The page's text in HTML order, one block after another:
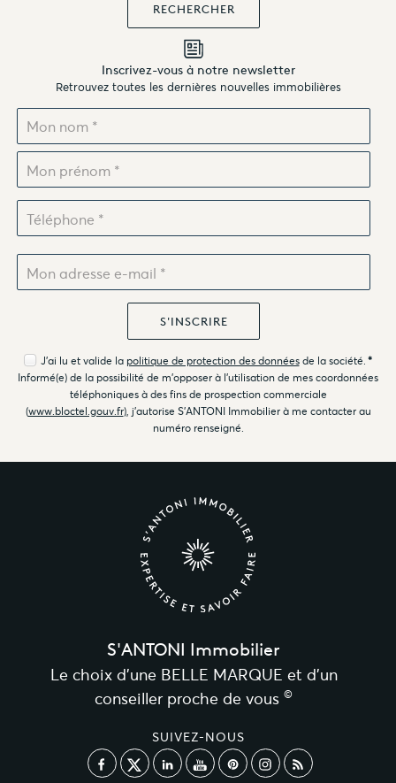
Inscrivez-vous à notre newsletter
Retrouvez toutes les dernières nouvelles immobilières
J'ai lu et valide la politique de protection des donnéesde la société. *
Informé(e) de la possibilité de m'opposer à l'utilisation de mes coordonnées
téléphoniques à des fins de prospection commerciale
(www.bloctel.gouv.fr), j'autorise S'ANTONI Immobilier à me contacter au
numéro renseigné.
S'ANTONI Immobilier
Le choix d’une BELLE MARQUE et d’un
conseiller proche de vous ©
SUIVEZ-NOUS